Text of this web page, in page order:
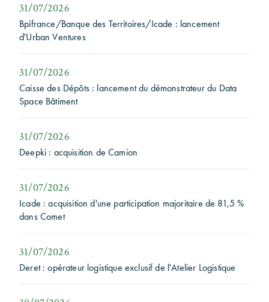
31/07/2026
Bpifrance/Banque des Territoires/Icade : lancement
d'Urban Ventures
31/07/2026
Caisse des Dépôts : lancement du démonstrateur du Data
Space Bâtiment
31/07/2026
Deepki : acquisition de Camion
31/07/2026
Icade : acquisition d'une participation majoritaire de 81,5 %
dans Comet
31/07/2026
Deret : opérateur logistique exclusif de l'Atelier Logistique